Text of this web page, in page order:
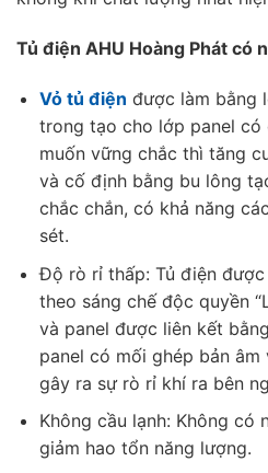
Tủ điện AHU Hoàng Phát có
Vỏ tủ điện được làm bằng
trong tạo cho lớp panel có
muốn vững chắc thì tăng
và cố định bằng bu lông
chắc chắn, có khả năng
sét.
Độ rò rỉ thấp: Tủ điện
theo sáng chế độc quyền
và panel được liên kết
panel có mối ghép bản
gây ra sự rò rỉ khí ra bên
Không cầu lạnh: Không có
giảm hao tổn năng lượng.